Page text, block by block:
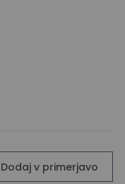
Dodaj v primerjavo